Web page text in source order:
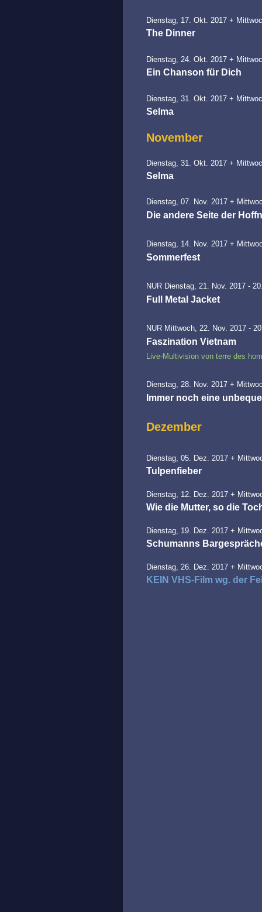
Dienstag, 17. Okt. 2017 +
The Dinner
Dienstag, 24. Okt. 2017 +
Ein Chanson für Dich
Dienstag, 31. Okt. 2017 +
Selma
November
Dienstag, 31. Okt. 2017 +
Selma
Dienstag, 07. Nov. 2017 +
Die andere Seite der
Dienstag, 14. Nov. 2017 +
Sommerfest
NUR Dienstag, 21. Nov. 2017 -
Full Metal Jacket
NUR Mittwoch, 22. Nov. 2017 -
Faszination Vietnam
Live-Multivision von terre des
Dienstag, 28. Nov. 2017 +
Immer noch eine
Dezember
Dienstag, 05. Dez. 2017 +
Tulpenfieber
Dienstag, 12. Dez. 2017 +
Wie die Mutter, so die
Dienstag, 19. Dez. 2017 +
Schumanns
Dienstag, 26. Dez. 2017 +
KEIN VHS-Film wg. der